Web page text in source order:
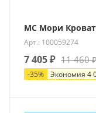
МС Мори
Арт.: 100059274
7 405₽ 11 460
-35% Экономия 4